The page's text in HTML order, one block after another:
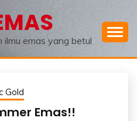
ilmu emas yang betul
Gold
Emas!!